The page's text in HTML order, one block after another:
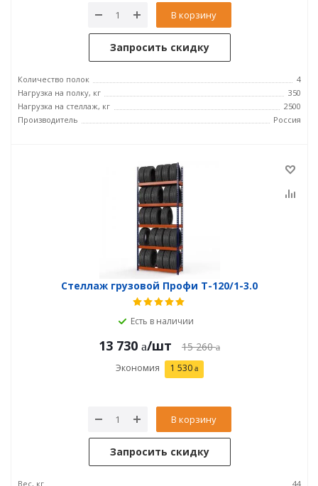
В корзину
Запросить скидку
Количество полок
4
Нагрузка на полку, кг
350
Нагрузка на стеллаж, кг
2500
Производитель
Россия
Стеллаж грузовой Профи Т-120/1-3.0
Есть в наличии
13 730 /шт 15 260
Экономия 1 530
В корзину
Запросить скидку
Вес, кг
44